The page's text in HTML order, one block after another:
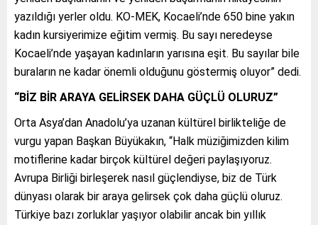
yazıldığı yerler oldu. KO-MEK, Kocaeli’nde 650 bine yakın
kadın kursiyerimize eğitim vermiş. Bu sayı neredeyse
Kocaeli’nde yaşayan kadınların yarısına eşit. Bu sayılar bile
buraların ne kadar önemli olduğunu göstermiş oluyor” dedi.
“BİZ BİR ARAYA GELİRSEK DAHA GÜÇLÜ OLURUZ”
Orta Asya’dan Anadolu’ya uzanan kültürel birlikteliğe de
vurgu yapan Başkan Büyükakın, “Halk müziğimizden kilim
motiflerine kadar birçok kültürel değeri paylaşıyoruz.
Avrupa Birliği birleşerek nasıl güçlendiyse, biz de Türk
dünyası olarak bir araya gelirsek çok daha güçlü oluruz.
Türkiye bazı zorluklar yaşıyor olabilir ancak bin yıllık